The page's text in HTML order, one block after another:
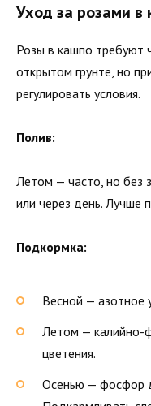
Уход за розами в
Розы в кашпо требуют
открытом грунте, но
регулировать условия.
Полив:
Летом — часто, но без
или через день. Лучше
Подкормка:
Весной — азотное
Летом — калийно-
цветения.
Осенью — фосфор